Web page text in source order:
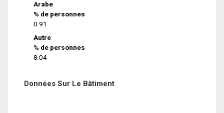
Arabe
% de personnes
0.91
Autre
% de personnes
8.04
Données Sur Le Bâtiment